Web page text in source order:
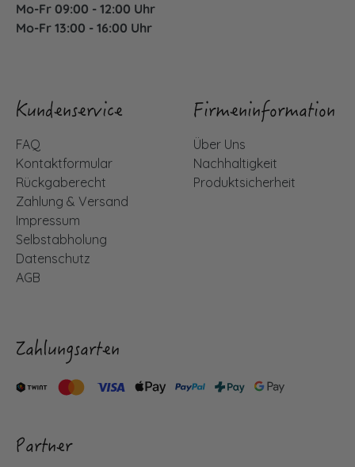
Mo-Fr 09:00 - 12:00 Uhr
Mo-Fr 13:00 - 16:00 Uhr
Kundenservice
FAQ
Kontaktformular
Rückgaberecht
Zahlung & Versand
Impressum
Selbstabholung
Datenschutz
AGB
Firmeninformation
Über Uns
Nachhaltigkeit
Produktsicherheit
Zahlungsarten
Partner